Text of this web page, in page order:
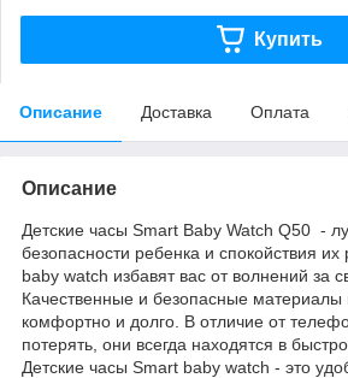
Купить
Описание Доставка Оплата
Описание
Детские часы Smart Baby Watch Q50 -
безопасности ребенка и спокойствия
baby watch избавят вас от волнений за
Качественные и безопасные материалы
комфортно и долго. В отличие от
потерять, они всегда находятся в
Детские часы Smart baby watch - это